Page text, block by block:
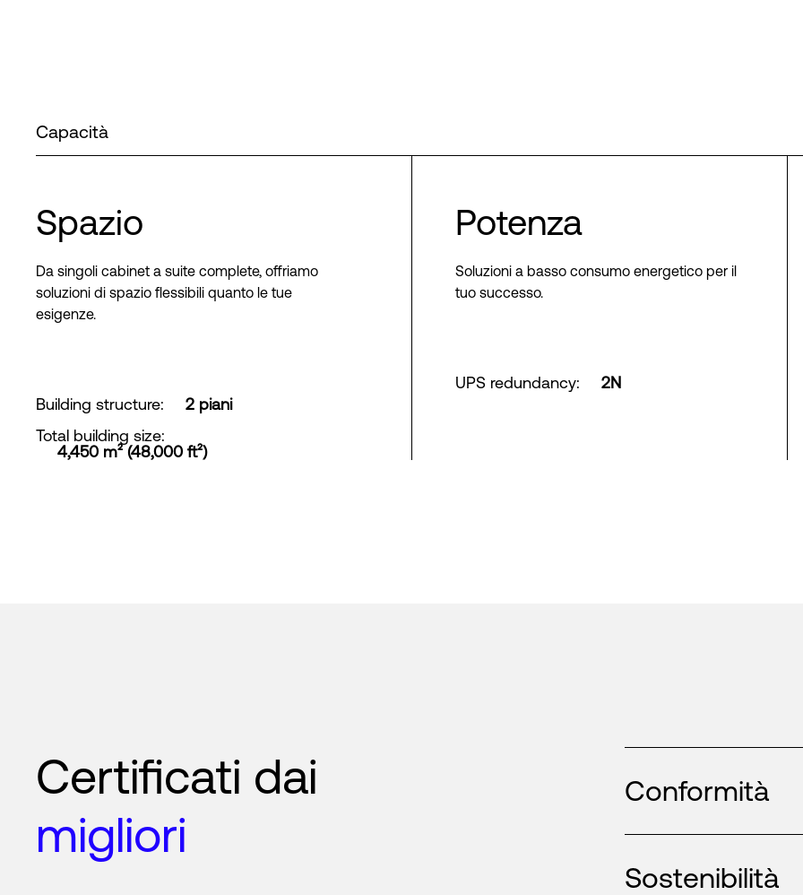
Capacità
Spazio
Da singoli cabinet a suite complete, offriamo
soluzioni di spazio flessibili quanto le tue
esigenze.
Building structure:
2 piani
Total building size:
4,450 m² (48,000 ft²)
Potenza
Soluzioni a basso consumo energetico per il
tuo successo.
UPS redundancy: 2N
Certificati dai
migliori
Conformità
Sostenibilità